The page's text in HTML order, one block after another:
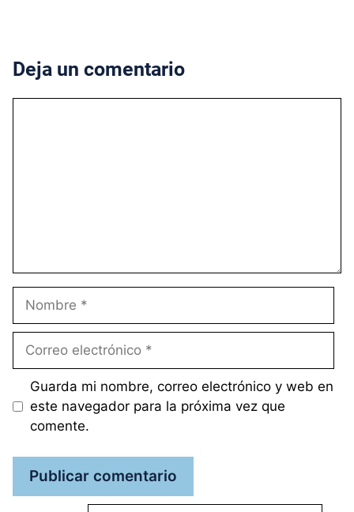
Deja un comentario
Nombre
Correo
Guarda mi nombre, correo electrónico y web en
este navegador para la próxima vez que
comente.